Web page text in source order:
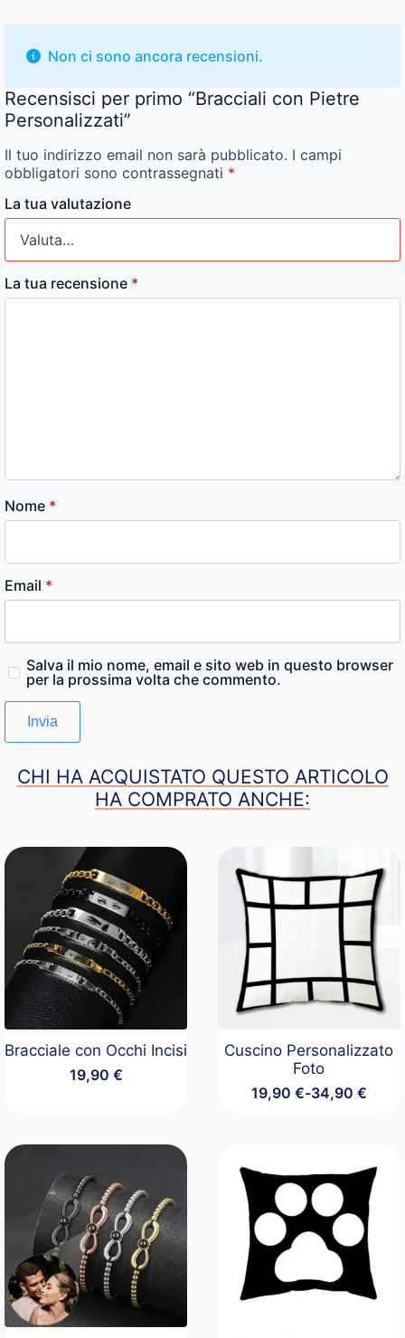
Non ci sono ancora recensioni.
Recensisci per primo “Bracciali con Pietre
Personalizzati”
Il tuo indirizzo email non sarà pubblicato. I campi
obbligatori sono contrassegnati *
La tua valutazione
La tua recensione *
Nome *
Email *
Salva il mio nome, email e sito web in questo browser
per la prossima volta che commento.
CHI HA ACQUISTATO QUESTO ARTICOLO
HA COMPRATO ANCHE:
Bracciale con Occhi Incisi
19,90 €
Cuscino Personalizzato
Foto
19,90 €-34,90 €
Fascia
19,90 €
a
34,90 €